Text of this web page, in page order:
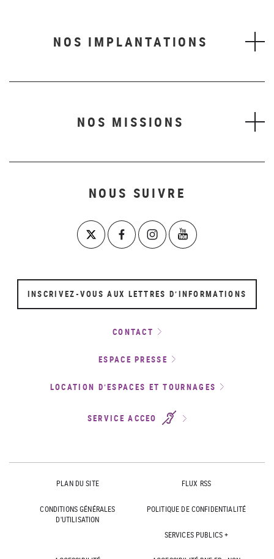
NOS IMPLANTATIONS
NOS MISSIONS
NOUS SUIVRE
INSCRIVEZ-VOUS AUX LETTRES D’INFORMATIONS
CONTACT
ESPACE PRESSE
LOCATION D’ESPACES ET TOURNAGES
SERVICE ACCEO
PLAN DU SITE FLUX RSS
CONDITIONS GÉNÉRALES
D'UTILISATION
POLITIQUE DE CONFIDENTIALITÉ
SERVICES PUBLICS +